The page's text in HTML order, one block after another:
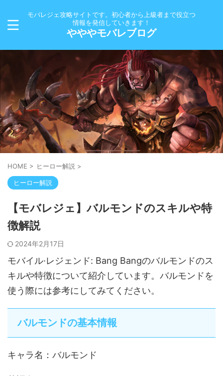
モバレジェ攻略サイトです。初心者から上級者まで役立つ
情報を発信していきます！
やややモバレブログ
HOME > ヒーロー解説 >
ヒーロー解説
【モバレジェ】バルモンドのスキルや特
徴解説
2024年2月17日
モバイル·レジェンド: Bang Bangのバルモンドのス
キルや特徴について紹介しています。バルモンドを
使う際には参考にしてみてください。
バルモンドの基本情報
キャラ名：バルモンド